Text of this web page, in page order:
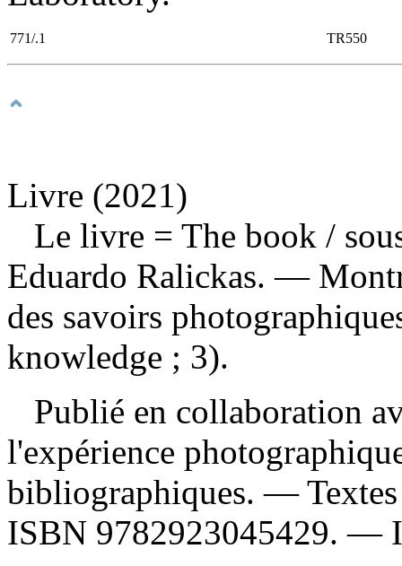
771/.1 TR550
Livre (2021)
Le livre = The book /
Eduardo Ralickas. —
des savoirs
knowledge ; 3).
Publié en collaboration
l'expérience
bibliographiques. —
ISBN 9782923045429. —